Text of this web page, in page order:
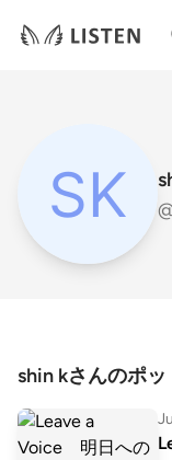
shin kさんのポッ